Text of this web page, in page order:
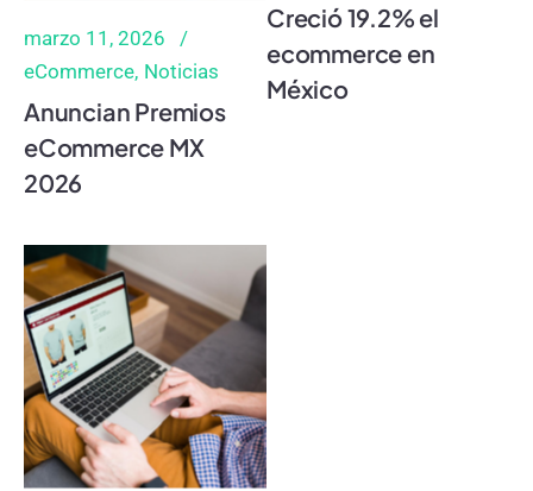
marzo 11, 2026
eCommerce Noticias
Anuncian Premios
eCommerce MX
2026
Creció 19.2% el
ecommerce en
México